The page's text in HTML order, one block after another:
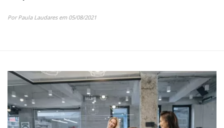
Por Paula Laudares em 05/08/2021